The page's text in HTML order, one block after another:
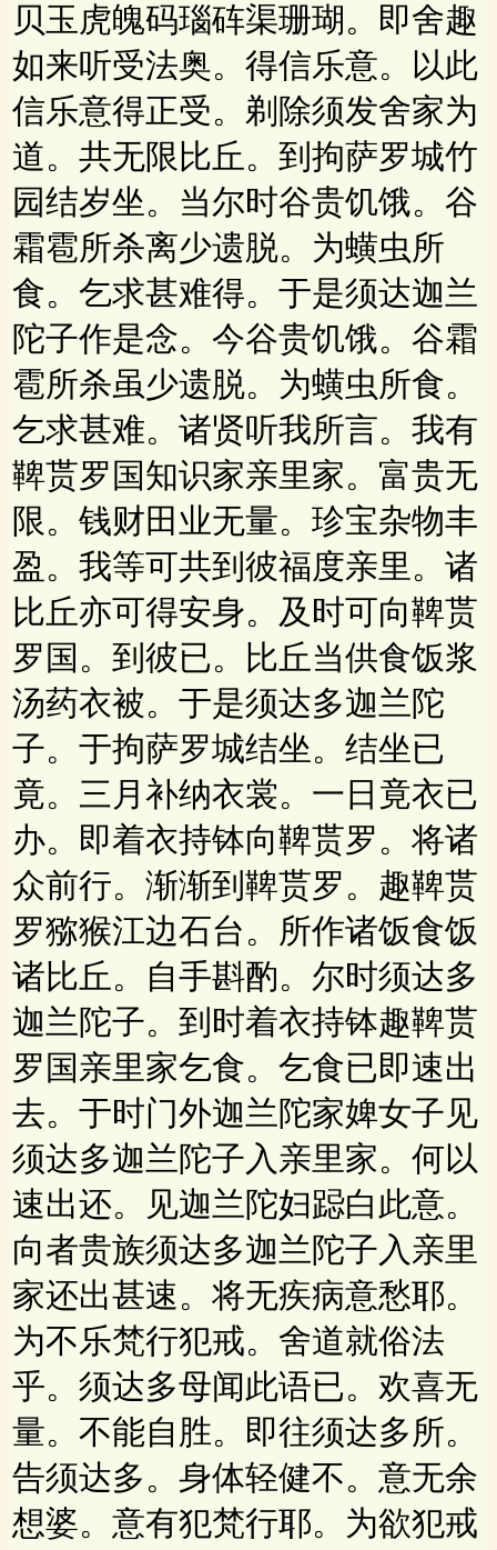
贝玉虎魄码瑙砗渠珊瑚。即舍趣
如来听受法奥。得信乐意。以此
信乐意得正受。剃除须发舍家为
道。共无限比丘。到拘萨罗城竹
园结岁坐。当尔时谷贵饥饿。谷
霜雹所杀离少遗脱。为蟥虫所
食。乞求甚难得。于是须达迦兰
陀子作是念。今谷贵饥饿。谷霜
雹所杀虽少遗脱。为蟥虫所食。
乞求甚难。诸贤听我所言。我有
鞞贳罗国知识家亲里家。富贵无
限。钱财田业无量。珍宝杂物丰
盈。我等可共到彼福度亲里。诸
比丘亦可得安身。及时可向鞞贳
罗国。到彼已。比丘当供食饭浆
汤药衣被。于是须达多迦兰陀
子。于拘萨罗城结坐。结坐已
竟。三月补纳衣裳。一日竟衣已
办。即着衣持钵向鞞贳罗。将诸
众前行。渐渐到鞞贳罗。趣鞞贳
罗猕猴江边石台。所作诸饭食饭
诸比丘。自手斟酌。尔时须达多
迦兰陀子。到时着衣持钵趣鞞贳
罗国亲里家乞食。乞食已即速出
去。于时门外迦兰陀家婢女子见
须达多迦兰陀子入亲里家。何以
速出还。见迦兰陀妇跽白此意。
向者贵族须达多迦兰陀子入亲里
家还出甚速。将无疾病意愁耶。
为不乐梵行犯戒。舍道就俗法
乎。须达多母闻此语已。欢喜无
量。不能自胜。即往须达多所。
告须达多。身体轻健不。意无余
想婆。意有犯梵行耶。为欲犯戒